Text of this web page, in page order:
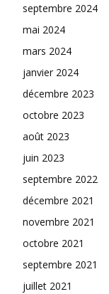
septembre 2024
mai 2024
mars 2024
janvier 2024
décembre 2023
octobre 2023
août 2023
juin 2023
septembre 2022
décembre 2021
novembre 2021
octobre 2021
septembre 2021
juillet 2021